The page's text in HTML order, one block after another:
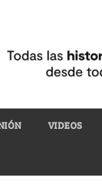
VIDEOS